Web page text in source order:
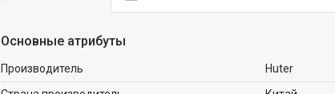
Основные атрибуты
Производитель
Huter